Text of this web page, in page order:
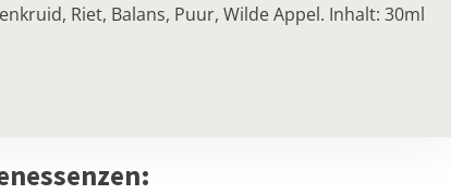
Riet, Balans, Puur, Wilde Appel. Inhalt: 30ml